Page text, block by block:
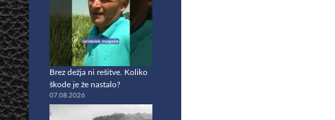
Brez dežja ni rešitve. Koliko
škode je že nastalo?
07.08.2026